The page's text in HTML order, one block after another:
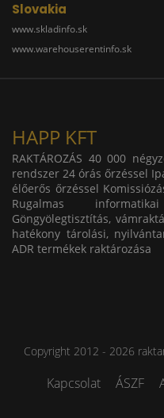
Slovakia
www.skladinfo.sk
www.warehouserentinfo.sk
HAPP KFT
RAKTÁROZÁS 40 000
rendszer 24 órás őrzéssel
élőerős őrzéssel
Rugalmas
Göngyölegtisztítás,
hatékony tárolási,
ADR termékek raktározása
Copyright 2012 - 2026
Kapcsolat ÁSZF